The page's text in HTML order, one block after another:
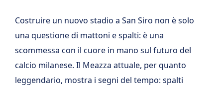
Costruire un nuovo stadio a San Siro non è solo
una questione di mattoni e spalti: è una
scommessa con il cuore in mano sul futuro del
calcio milanese. Il Meazza attuale, per quanto
leggendario, mostra i segni del tempo: spalti